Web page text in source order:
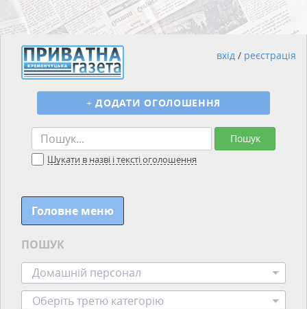
Пошук
Шукати в назві і тексті оголошення
+ ДОДАТИ ОГОЛОШЕННЯ
вхід / реєстрація
Головне меню
ПОШУК
Домашній персонал
Оберіть третю категорію